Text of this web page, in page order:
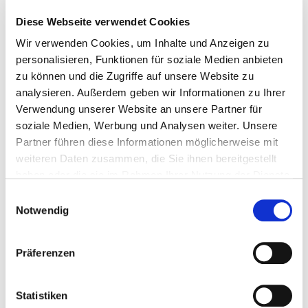
Diese Webseite verwendet Cookies
Wir verwenden Cookies, um Inhalte und Anzeigen zu
personalisieren, Funktionen für soziale Medien anbieten
zu können und die Zugriffe auf unsere Website zu
analysieren. Außerdem geben wir Informationen zu Ihrer
Verwendung unserer Website an unsere Partner für
soziale Medien, Werbung und Analysen weiter. Unsere
Partner führen diese Informationen möglicherweise mit
weiteren Daten zusammen, die Sie ihnen bereitgestellt
Notwendig
Präferenzen
Statistiken
1800 Veranstaltungen auf der ALA-
Konferenz
Die Themen, die während der mehr als 1800 Programme
diskutiert wurden, behandelten die Verankerung der
Bibliotheken in der Gesellschaft, Bibliotheksangebote für
unseren Diskussionen durchaus bekannt sind. Auch
internationale Themen wie die »global community«,
Bibliotheksentwicklungen in China und die Aufgabe der
Bibliotheken zur Erfüllung der Nachhaltigkeitsziele der
Marketing für die Bibliotheksangebote,